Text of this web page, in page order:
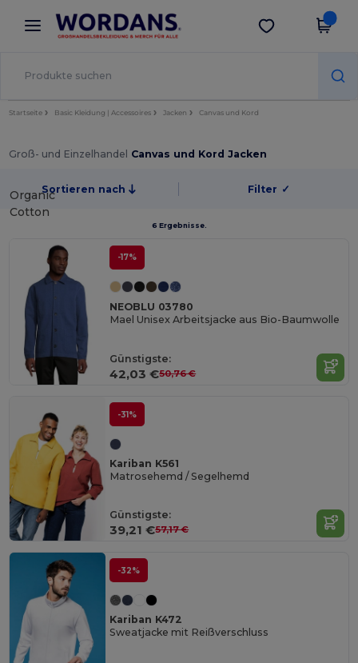
× Wordans App
Bessere Preise in der App!
App holen
Startseite Basic Kleidung | Accessoires Jacken Canvas und Kord
Groß- und Einzelhandel Canvas und Kord Jacken
Sortieren nach Filter ✓
6 Ergebnisse.
Organic
Cotton
-17%
NEOBLU 03780
Mael Unisex Arbeitsjacke aus Bio-Baumwolle
Günstigste:
42,03 €50,76 €
-31%
Kariban K561
Matrosehemd / Segelhemd
Günstigste:
39,21 €57,17 €
-32%
Kariban K472
Sweatjacke mit Reißverschluss